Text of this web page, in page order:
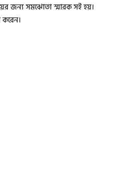
জন্য সমঝোতা স্মারক সই হয়।
করেন।